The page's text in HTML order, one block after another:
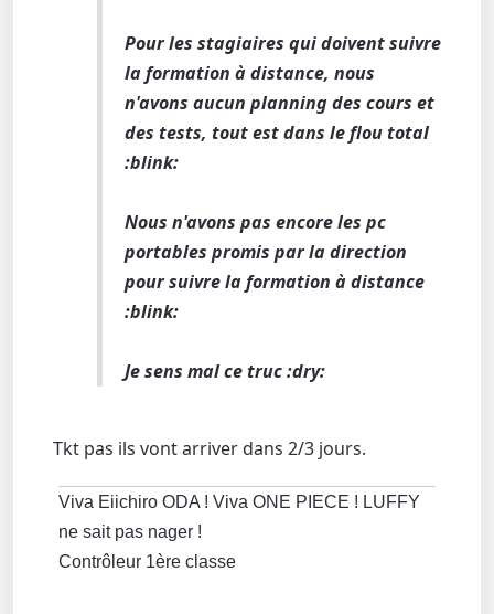
Pour les stagiaires qui doivent suivre
la formation à distance, nous
n'avons aucun planning des cours et
des tests, tout est dans le flou total
:blink:
Nous n'avons pas encore les pc
portables promis par la direction
pour suivre la formation à distance
:blink:
Je sens mal ce truc :dry:
Tkt pas ils vont arriver dans 2/3 jours.
Viva Eiichiro ODA ! Viva ONE PIECE ! LUFFY
ne sait pas nager !
Contrôleur 1ère classe